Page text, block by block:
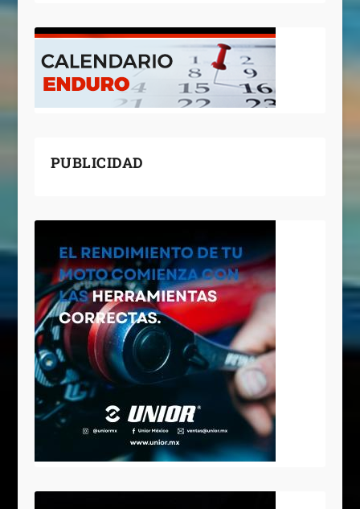
PUBLICIDAD